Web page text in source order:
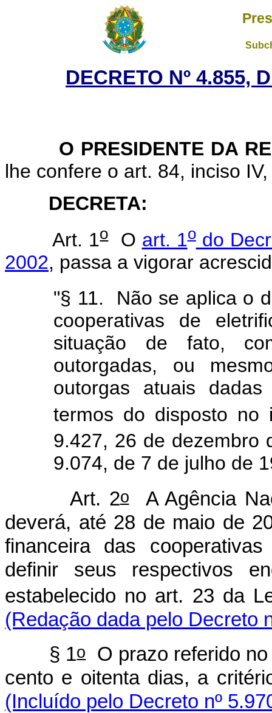
DECRETO Nº 4.855,
O PRESIDENTE DA
lhe confere o art. 84, inciso
DECRETA:
Art. 1oO art. 1odo
2002, passa a vigorar
"§ 11. Não se aplica o
cooperativas de
situação de fato,
outorgadas, ou
outorgas atuais
termos do disposto
9.427, 26 de dezembro
9.074, de 7 de julho de
Art. 2oA Agência
deverá, até 28 de maio de
financeira das
definir seus respectivos
estabelecido no art. 23 da
(Redação dada pelo Decreto
§ 1oO prazo referido no
cento e oitenta dias, a
(Incluído pelo Decreto nº